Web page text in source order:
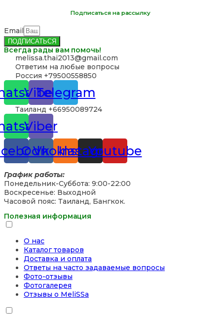
Подписаться на рассылку
Email
ПОДПИСАТЬСЯ
Всегда рады вам помочь!
‪melissa.thai2013@gmail.com
Ответим на любые вопросы
Россия +79500558850
Viber
Telegram
Таиланд +66950089724
Viber
Vk
Odnoklassniki
Instagram
Youtube
График работы:
Понедельник-Суббота: 9:00-22:00
Воскресенье: Выходной
Часовой пояс: Таиланд, Бангкок.
Полезная информация
О нас
Каталог товаров
Доставка и оплата
Ответы на часто задаваемые вопросы
Фото-отзывы
Фотогалерея
Отзывы о MeliSSa